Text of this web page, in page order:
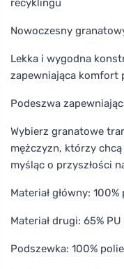
recyklingu
Nowoczesny
Lekka i wygodna
zapewniająca komfort
Podeszwa
Wybierz granatowe
mężczyzn, którzy
myśląc o przyszłości
Materiał główny:
Materiał drugi: 65%
Podszewka: 100%